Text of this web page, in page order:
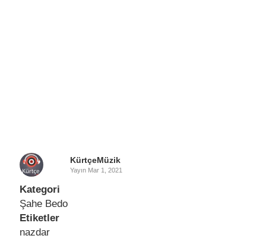
KürtçeMüzik
Yayın Mar 1, 2021
Kategori
Şahe Bedo
Etiketler
nazdar